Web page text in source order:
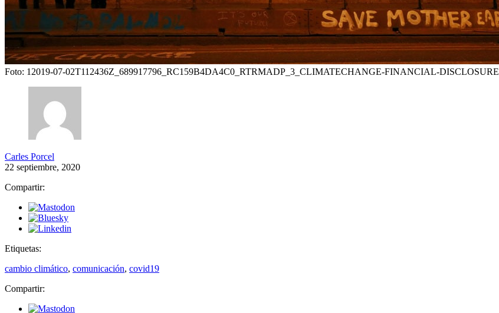
Foto: 12019-07-02T112436Z_689917796_RC159B4DA4C0_RTRMADP_3_CLIMATECHANGE-FINANCIAL-DISCLOSURE
Carles Porcel
22 septiembre, 2020
Compartir:
Etiquetas:
cambio climático, comunicación, covid19
Compartir: